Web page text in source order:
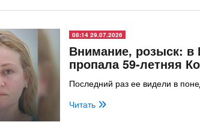
08:14 29.07.2026
Внимание, розыск: в
пропала 59-летняя
Последний раз ее видели в
Читать